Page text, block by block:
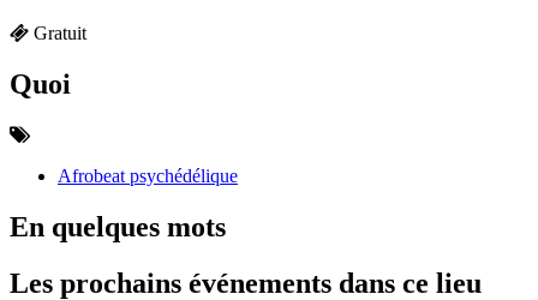
Gratuit
Quoi
Afrobeat psychédélique
En quelques mots
Les prochains événements dans ce lieu